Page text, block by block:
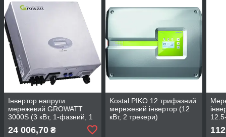
Інвертор напруги
мережевий GROWATT
3000S (3 кВт, 1-фазний, 1
24 006,70 ₴
Kostal PIKO 12 трифазний
мережевий інвертор (12
кВт, 2 трекери)